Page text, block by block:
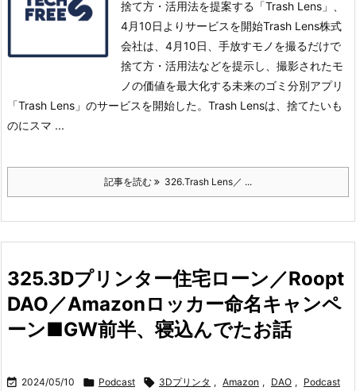
捨て方・活用法を提案する「Trash Lens」、
4月10日よりサービスを開始Trash Lens株式
会社は、4月10日、手放すモノを撮るだけで
捨て方・活用法などを提示し、撮影されたモ
ノの価値を最大化する未来のゴミ分別アプリ
「Trash Lens」のサービスを開始した。 Trash Lensは、捨てたいも
のにスマ ...
記事を読む 326.Trash Lens／ ...
325.3Dプリンター住宅ローン／Roopt
DAO／Amazonロッカー命名キャンペ
ーン■GW前半、寝込んでたお話
 2024/05/10  Podcast  3Dプリンタ , Amazon , DAO , Podcast